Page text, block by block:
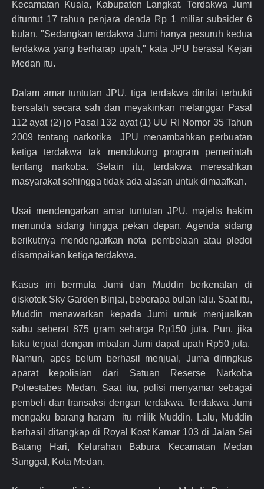
Kecamatan Kuala, Kabupaten Langkat. Terdakwa Jumi
dituntut 17 tahun penjara denda Rp 1 miliar subsider 6
bulan. "Sedangkan terdakwa Jumi hanya pesuruh kedua
terdakwa yang berharap upah," kata JPU berasal Kejari
Medan itu.
Dalam amar tuntutan JPU, tiga terdakwa dinilai terbukti
bersalah secara sah dan meyakinkan melanggar Pasal
112 ayat (2) jo Pasal 132 ayat (1) UU RI Nomor 35 Tahun
2009 tentang narkotika JPU menambahkan perbuatan
ketiga terdakwa tak mendukung program pemerintah
tentang narkoba. Selain itu, terdakwa meresahkan
masyarakat sehingga tidak ada alasan untuk dimaafkan.
Usai mendengarkan amar tuntutan JPU, majelis hakim
menunda sidang hingga pekan depan. Agenda sidang
berikutnya mendengarkan nota pembelaan atau pledoi
disampaikan ketiga terdakwa.
Kasus ini bermula Jumi dan Muddin berkenalan di
diskotek Sky Garden Binjai, beberapa bulan lalu. Saat itu,
Muddin menawarkan kepada Jumi untuk menjualkan
sabu seberat 875 gram seharga Rp150 juta. Pun, jika
laku terjual dengan imbalan Jumi dapat upah Rp50 juta.
Namun, apes belum berhasil menjual, Juma diringkus
aparat kepolisian dari Satuan Reserse Narkoba
Polrestabes Medan. Saat itu, polisi menyamar sebagai
pembeli dan transaksi dengan terdakwa. Terdakwa Jumi
mengaku barang haram itu milik Muddin. Lalu, Muddin
berhasil ditangkap di Royal Kost Kamar 103 di Jalan Sei
Batang Hari, Kelurahan Babura Kecamatan Medan
Sunggal, Kota Medan.